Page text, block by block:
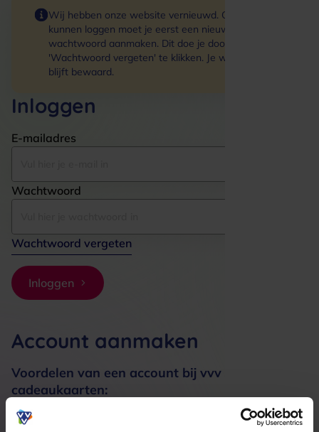
Wij hebben onze website vernieuwd. Om in te
kunnen loggen moet je eerst een nieuw
wachtwoord aanmaken. Dit doe je door op de link
'Wachtwoord vergeten' te klikken. Je winkelmand
blijft bewaard.
Inloggen
E-mailadres
Wachtwoord
Wachtwoord vergeten
Inloggen
Account aanmaken
Voordelen van een account bij vvv
cadeaukaarten: